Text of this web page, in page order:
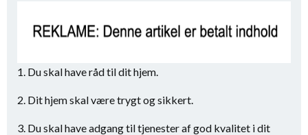
1. Du skal have råd til dit hjem.
2. Dit hjem skal være trygt og sikkert.
3. Du skal have adgang til tjenester af god kvalitet i dit